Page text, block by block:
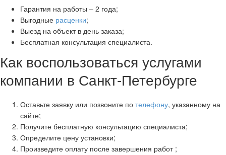
Гарантия на работы – 2 года;
Выгодные расценки;
Выезд на объект в день заказа;
Бесплатная консультация специалиста.
Как воспользоваться услугами
компании в Санкт-Петербурге
Оставьте заявку или позвоните по телефону, указанному на
сайте;
Получите бесплатную консультацию специалиста;
Определите цену установки;
Произведите оплату после завершения работ ;